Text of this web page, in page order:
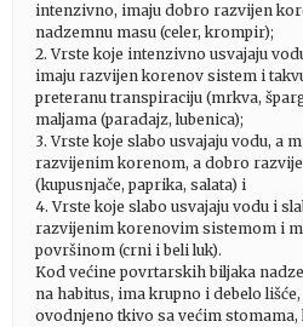
intenzivno, imaju dobro razvijen
nadzemnu masu (celer, krompir);
2. Vrste koje intenzivno usvajaju
imaju razvijen korenov sistem i
preteranu transpiraciju (mrkva,
maljama (paradajz, lubenica);
3. Vrste koje slabo usvajaju vodu, a
razvijenim korenom, a dobro
(kupusnjače, paprika, salata) i
4. Vrste koje slabo usvajaju vodu i
razvijenim korenovim sistemom i
površinom (crni i beli luk).
Kod većine povrtarskih biljaka
na habitus, ima krupno i debelo
ovodnjeno tkivo sa većim